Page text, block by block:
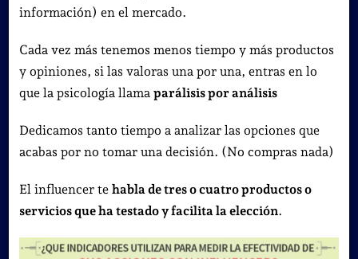
información) en el mercado.
Cada vez más tenemos menos tiempo y más productos
y opiniones, si las valoras una por una, entras en lo
que la psicología llama parálisis por análisis
Dedicamos tanto tiempo a analizar las opciones que
acabas por no tomar una decisión. (No compras nada)
El influencer te habla de tres o cuatro productos o
servicios que ha testado y facilita la elección.